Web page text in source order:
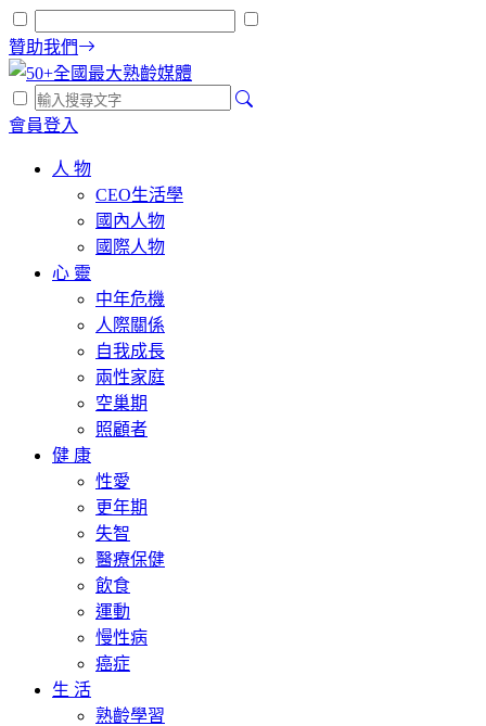
贊助我們
會員登入
人 物
CEO生活學
國內人物
國際人物
心 靈
中年危機
人際關係
自我成長
兩性家庭
空巢期
照顧者
健 康
性愛
更年期
失智
醫療保健
飲食
運動
慢性病
癌症
生 活
熟齡學習